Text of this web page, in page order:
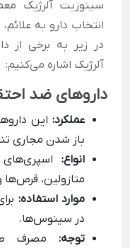
سینوزیت آلرژیک
انتخاب دارو به
در زیر به برخی از
آلرژیک اشاره می‌کنیم:
داروهای ضد
عملکرد: این
باز شدن مجاری
انواع:
متازولین،
موارد استفاده:
در سینوس‌ها.
توجه: مصرف